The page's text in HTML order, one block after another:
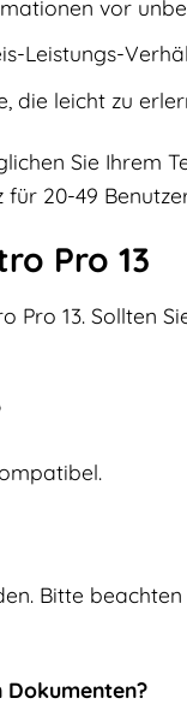
vor
Leistungs-
die leicht zu
Sie Ihrem
20-49
Pro 13
13. Sollten
Bitte